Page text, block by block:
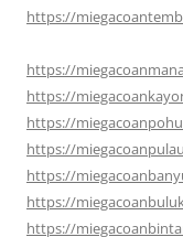
https://
https://
https://
https://
https://
https://
https://
https://